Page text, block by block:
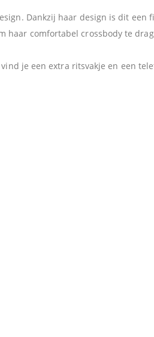
Dankzij haar design is dit
haar comfortabel crossbody te
je een extra ritsvakje en een